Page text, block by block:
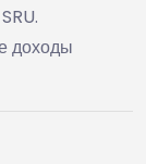
доходы